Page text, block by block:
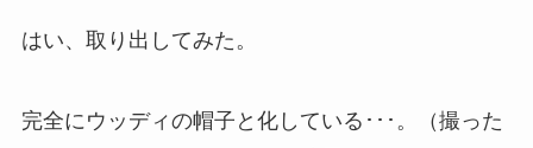
はい、取り出してみた。
完全にウッディの帽子と化している･･･。（撮った